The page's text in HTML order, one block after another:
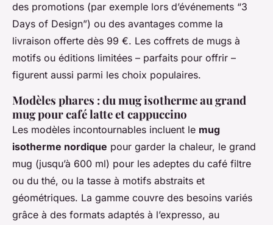
des promotions (par exemple lors d’événements “3
Days of Design”) ou des avantages comme la
livraison offerte dès 99 €. Les coffrets de mugs à
motifs ou éditions limitées – parfaits pour offrir –
figurent aussi parmi les choix populaires.
Modèles phares : du mug isotherme au grand
mug pour café latte et cappuccino
Les modèles incontournables incluent le mug
isotherme nordique pour garder la chaleur, le grand
mug (jusqu’à 600 ml) pour les adeptes du café filtre
ou du thé, ou la tasse à motifs abstraits et
géométriques. La gamme couvre des besoins variés
grâce à des formats adaptés à l’expresso, au